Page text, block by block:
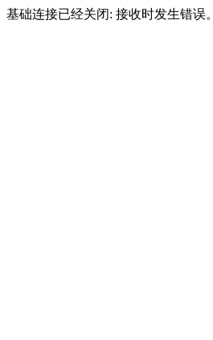
基础连接已经关闭: 接收时发生错误。